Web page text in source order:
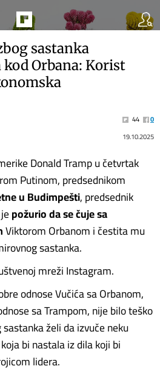
sastanka
Orbana: Korist
44
0
19.10.2025
Donald Tramp u četvrtak
Putinom, predsednikom
u Budimpešti, predsednik
požurio da se čuje sa
Viktorom Orbanom i čestita mu
sastanka.
mreži Instagram.
odnose Vučića sa Orbanom,
sa Trampom, nije bilo teško
želi da izvuče neku
bi nastala iz dila koji bi
lidera.